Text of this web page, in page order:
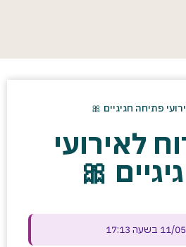
פתיחה חגיגיים 🎀
לאירועי
🎀